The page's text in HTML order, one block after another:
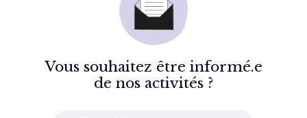
Vous souhaitez être informé.e
de nos activités ?